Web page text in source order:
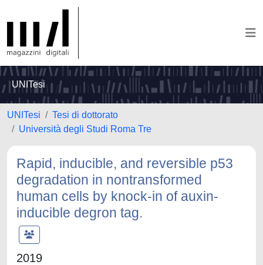
UNITesi
UNITesi
Tesi di dottorato
Università degli Studi Roma Tre
Rapid, inducible, and reversible p53
degradation in nontransformed
human cells by knock-in of auxin-
inducible degron tag.
2019